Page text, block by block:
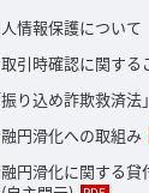
情報保護について
引時確認に関する
振り込め詐欺救済
円滑化への取組み
円滑化に関する貸